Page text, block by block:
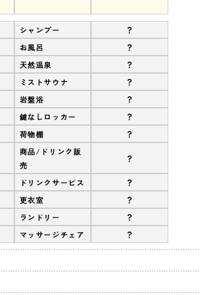
シャンプー ?
お風呂 ?
天然温泉 ?
ミストサウナ ?
岩盤浴 ?
鍵なしロッカー ?
荷物棚 ?
商品/ドリンク販
売
?
ドリンクサービス ?
更衣室 ?
ランドリー ?
マッサージチェア ?